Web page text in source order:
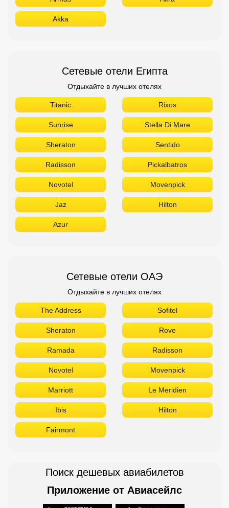
Akka
Сетевые отели Египта
Отдыхайте в лучших отелях
Titanic Rixos
Sunrise Stella Di Mare
Sheraton Sentido
Radisson Pickalbatros
Novotel Movenpick
Jaz Hilton
Azur
Сетевые отели ОАЭ
Отдыхайте в лучших отелях
The Address Sofitel
Sheraton Rove
Ramada Radisson
Novotel Movenpick
Marriott Le Meridien
Ibis Hilton
Fairmont
Поиск дешевых авиабилетов
Приложение от Авиасейлс